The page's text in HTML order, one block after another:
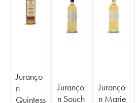
Juranço
n
Quintess
Juranço
n Souch
Juranço
n Marie